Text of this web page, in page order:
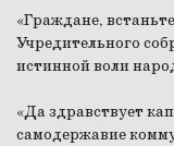
«Граждане,
Учредительного
истинной воли
«Да здравствует
самодержавие